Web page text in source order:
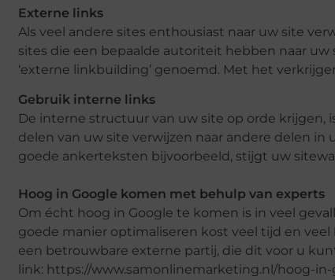
Externe links
Als veel andere sites enthousiast naar uw site
sites die een bepaalde autoriteit hebben naar
‘externe linkbuilding’ genoemd. Met het
Gebruik interne links
De interne structuur van uw site op orde krijgen,
delen van uw site verwijzen naar andere delen
goede ankerteksten bijvoorbeeld, stijgt uw
Hoog in Google komen met behulp van experts
Om écht hoog in Google te komen is in veel
goede manier optimaliseren kost veel tijd en
een betrouwbare externe partij, die dit voor u
link: https://www.samonlinemarketing.nl/hoog-